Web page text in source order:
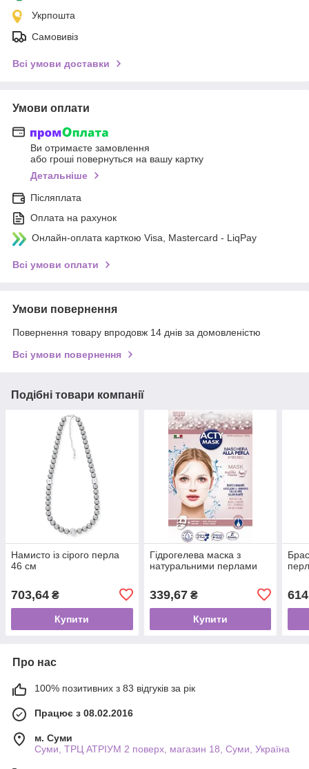
Укрпошта
Самовивіз
Всі умови доставки
Умови оплати
Ви отримаєте замовлення
або гроші повернуться на вашу картку
Детальніше
Післяплата
Оплата на рахунок
Онлайн-оплата карткою Visa, Mastercard - LiqPay
Всі умови оплати
Умови повернення
Повернення товару впродовж 14 днів за домовленістю
Всі умови повернення
Подібні товари компанії
Намисто із сірого перла
46 см
703,64 ₴
Купити
Гідрогелева маска з
натуральними перлами
339,67₴
Купити
Про нас
100% позитивних з 83 відгуків за рік
Працює з 08.02.2016
м. Суми
Суми, ТРЦ АТРІУМ 2 поверх, магазин 18, Суми, Україна